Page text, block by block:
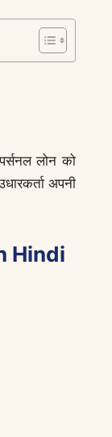
लोन को
अपनी
Hindi